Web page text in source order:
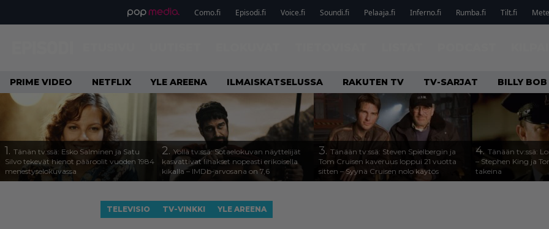
Como.fi Episodi.fi Voice.fi Soundi.fi Pelaaja.fi Inferno.fi Rumba.fi Tilt.fi
PRIME VIDEO NETFLIX YLE AREENA ILMAISKATSELUSSA RAKUTEN TV TV-SARJAT BILLY
1. Tänän tv:ssä: Esko Salminen ja Satu
Silvo tekevät hienot pääroolit vuoden 1984
menestyselokuvassa
2. Yöllä tv:ssä: Sotaelokuvan näyttelijät
kasvattivat lihakset nopeasti erikoisella
kikalla – IMDb-arvosana on 7,6
3. Tänään tv:ssä: Steven Spielbergin ja
Tom Cruisen kaveruus loppui 21 vuotta
sitten – Syynä Cruisen nolo käytös
4. Tänään tv:ssä:
– Stephen King ja
takeina
TELEVISIO TV-VINKKI YLE AREENA